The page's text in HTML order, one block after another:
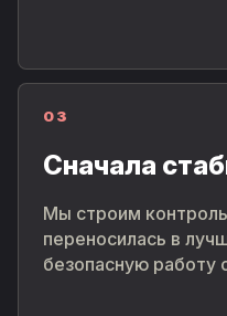
03
Сначала
Мы строим
переносилась в
безопасную работу